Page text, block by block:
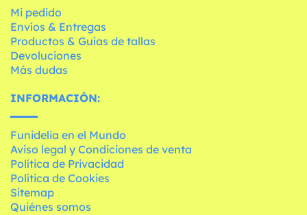
Mi pedido
Envíos & Entregas
Productos & Guías de tallas
Devoluciones
Más dudas
INFORMACIÓN:
Funidelia en el Mundo
Aviso legal y Condiciones de venta
Política de Privacidad
Política de Cookies
Sitemap
Quiénes somos